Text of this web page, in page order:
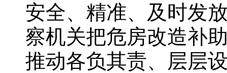
安全、精准、及时发
察机关把危房改造补
推动各负其责、层层